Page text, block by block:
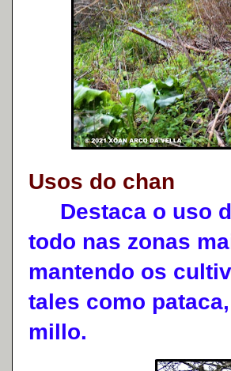
Usos do chan
Destaca o uso
todo nas zonas
mantendo os
tales como
millo.